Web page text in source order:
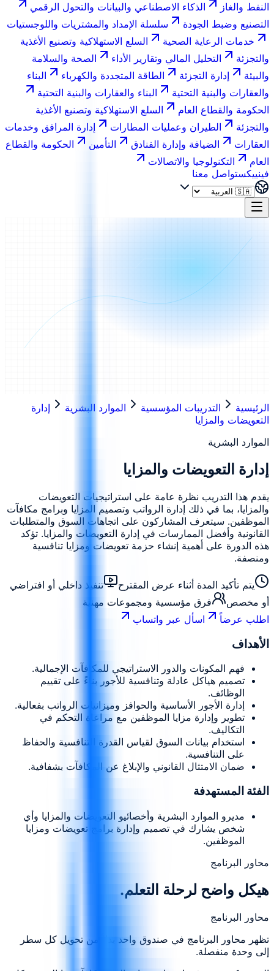
النفط والغاز
الذكاء الاصطناعي والبيانات والتحول الرقمي
التصنيع وضبط الجودة
سلسلة الإمداد والمشتريات واللوجستيات
خدمات الرعاية الصحية
السلع الاستهلاكية وتصنيع الأغذية
والتجزئة
التحليل المالي وتقارير الأداء
الصحة والسلامة
والبيئة
إدارة التجزئة الطاقة المتجددة والكهرباء
البناء
والعقارات والبنية التحتية
البناء والعقارات والبنية التحتية
الحكومة والقطاع العام
السلع الاستهلاكية وتصنيع الأغذية
والتجزئة
الطيران وعمليات المطارات
إدارة المرافق وخدمات
العقارات
الضيافة وإدارة الفنادق التأمين
الحكومة والقطاع
العام
التكنولوجيا والاتصالات
فينييكستواصل معنا
الرئيسية التدريبات المؤسسية الموارد البشرية
إدارة
التعويضات والمزايا
الموارد البشرية
إدارة التعويضات والمزايا
يقدم هذا التدريب نظرة عامة على استراتيجيات التعويضات
والمزايا، بما في ذلك إدارة الرواتب وتصميم المزايا وبرامج مكافآت
الموظفين. سيتعرف المشاركون على اتجاهات السوق والمتطلبات
القانونية وأفضل الممارسات في إدارة التعويضات والمزايا. تؤكد
هذه الدورة على أهمية إنشاء حزمة تعويضات ومزايا تنافسية
ومنصفة.
يتم تأكيد المدة أثناء عرض المقترح
تنفيذ داخلي أو افتراضي
أو مخصص
فرق مؤسسية ومجموعات مهنية
اطلب عرضاً
اسأل عبر واتساب
الأهداف
فهم المكونات والدور الاستراتيجي للمكافآت الإجمالية.
تصميم هياكل عادلة وتنافسية للأجور بناءً على تقييم
الوظائف.
إدارة الأجور الأساسية والحوافز وميزانيات الرواتب بفعالية.
تطوير وإدارة مزايا الموظفين مع مراعاة التحكم في
التكاليف.
استخدام بيانات السوق لقياس القدرة التنافسية والحفاظ
على التنافسية.
ضمان الامتثال القانوني والإبلاغ عن المكافآت بشفافية.
الفئة المستهدفة
مديرو الموارد البشرية وأخصائيو التعويضات والمزايا وأي
شخص يشارك في تصميم وإدارة برامج تعويضات ومزايا
الموظفين.
محاور البرنامج
هيكل واضح لرحلة التعلم.
محاور البرنامج
تظهر محاور البرنامج في صندوق واحد بدلاً من تحويل كل سطر
إلى وحدة منفصلة.